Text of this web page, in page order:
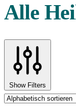
Alle
Show Filters